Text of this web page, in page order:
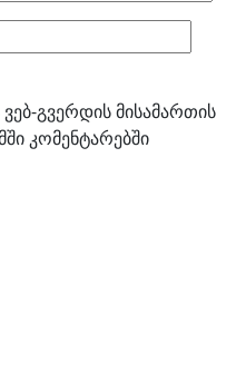
გვერდის მისამართის
კომენტარებში